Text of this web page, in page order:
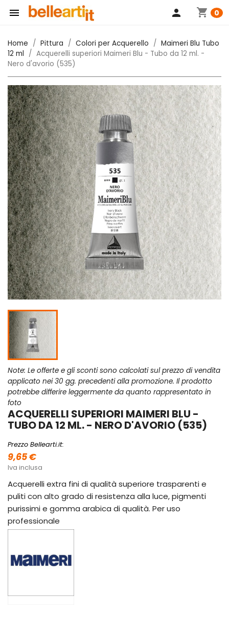
 shopping_cart 0
person
Home Pittura Colori per Acquerello
Maimeri Blu Tubo
12 ml
Acquerelli superiori Maimeri Blu - Tubo da 12 ml. -
Nero d'avorio (535)
Note: Le offerte e gli sconti sono calcolati sul prezzo di vendita
applicato nei 30 gg. precedenti alla promozione. Il prodotto
potrebbe differire leggermente da quanto rappresentato in
foto
ACQUERELLI SUPERIORI MAIMERI BLU -
TUBO DA 12 ML. - NERO D'AVORIO (535)
Prezzo Bellearti.it:
9,65 €
Iva inclusa
Acquerelli extra fini di qualità superiore trasparenti e
puliti con alto grado di resistenza alla luce, pigmenti
purissimi e gomma arabica di qualità. Per uso
professionale